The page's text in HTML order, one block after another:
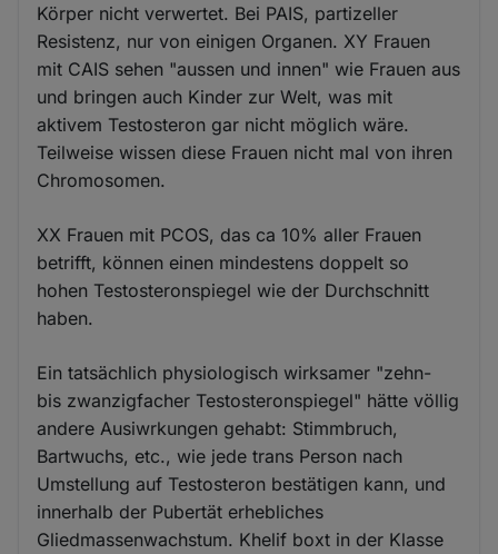
Körper nicht verwertet. Bei PAIS, partizeller
Resistenz, nur von einigen Organen. XY Frauen
mit CAIS sehen "aussen und innen" wie Frauen aus
und bringen auch Kinder zur Welt, was mit
aktivem Testosteron gar nicht möglich wäre.
Teilweise wissen diese Frauen nicht mal von ihren
Chromosomen.
XX Frauen mit PCOS, das ca 10% aller Frauen
betrifft, können einen mindestens doppelt so
hohen Testosteronspiegel wie der Durchschnitt
haben.
Ein tatsächlich physiologisch wirksamer "zehn-
bis zwanzigfacher Testosteronspiegel" hätte völlig
andere Ausiwrkungen gehabt: Stimmbruch,
Bartwuchs, etc., wie jede trans Person nach
Umstellung auf Testosteron bestätigen kann, und
innerhalb der Pubertät erhebliches
Gliedmassenwachstum. Khelif boxt in der Klasse